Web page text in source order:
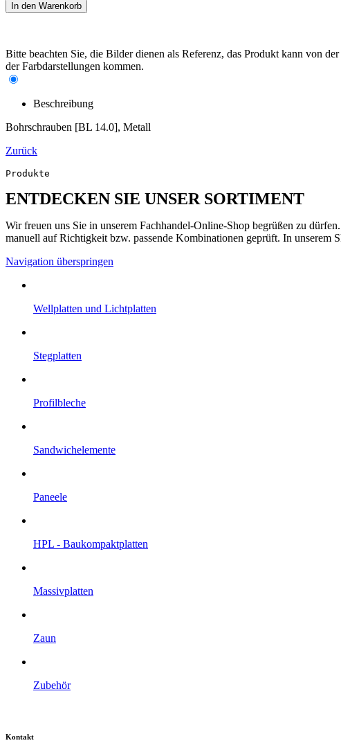
Bitte beachten Sie, die Bilder dienen als Referenz, das Produkt kann von
der Farbdarstellungen kommen.
Beschreibung
Bohrschrauben [BL 14.0], Metall
Zurück
Produkte
ENTDECKEN SIE UNSER SORTIMENT
Wir freuen uns Sie in unserem Fachhandel-Online-Shop begrüßen zu
manuell auf Richtigkeit bzw. passende Kombinationen geprüft. In unserem
Navigation überspringen
Well­platten und Licht­platten
Steg­platten
Profil­bleche
Sandwich­elemente
Paneele
HPL - Bau­kompakt­platten
Massiv­platten
Zaun
Zubehör
Kontakt